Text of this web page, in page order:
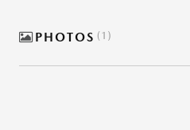
PHOTOS 1